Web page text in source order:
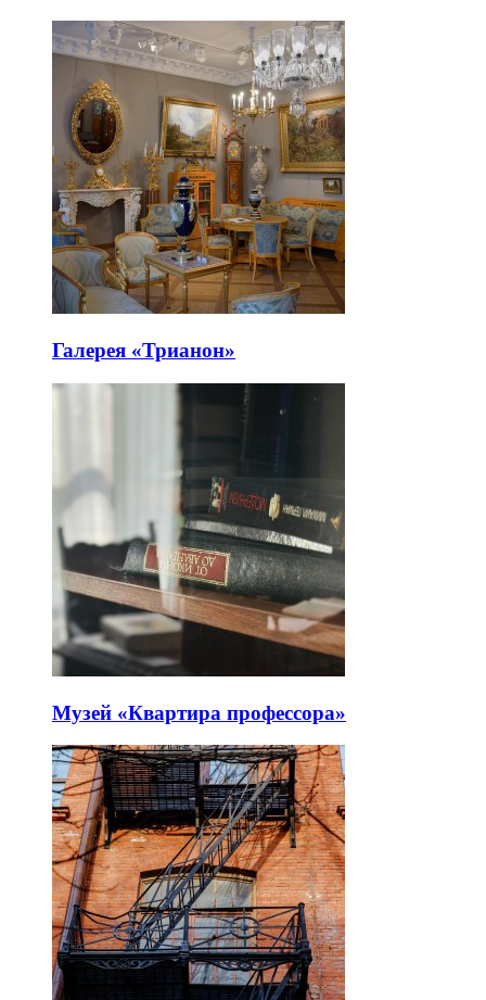
Галерея «Трианон»
Музей «Квартира профессора»